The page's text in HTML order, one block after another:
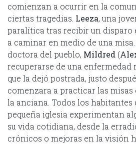
comienzan a ocurrir en la
ciertas tragedias. Leeza, una
paralítica tras recibir un disparo
a caminar en medio de una
doctora del pueblo, Mildred (
recuperarse de una enfermedad
que la dejó postrada, justo
comenzara a practicar las
la anciana. Todos los habitantes
pequeña iglesia experimentan
su vida cotidiana, desde la
crónicos o mejoras en la visión